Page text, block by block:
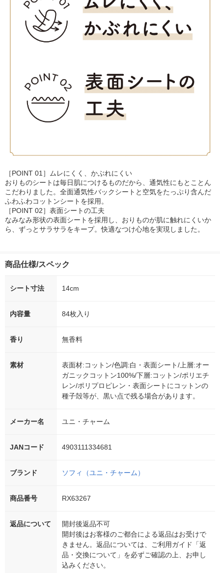
［POINT 01］ムレにくく、かぶれにくい
おりものシートは毎日肌につけるものだから、通気性にもとことん
こだわりました。全面通気性バックシートと空気をたっぷり含んだ
ふわふわコットンシートを採用。
［POINT 02］表面シートの工夫
なみなみ形状の表面シートを採用し、おりものが肌に触れにくいか
ら、ずっとサラサラをキープ。快適なつけ心地を実現しました。
商品仕様/スペック
シート寸法 14cm
内容量 84枚入り
香り 無香料
素材
表面材:コットン/色調:白・表面シート/上層:オー
ガニックコットン100%/下層:コットン/ポリエチ
レン/ポリプロピレン・表面シートにコットンの
種子殻等が、黒い点で残る場合があります。
メーカー名 ユニ・チャーム
JANコード 4903111334681
ブランド ソフィ（ユニ・チャーム）
商品番号 RX63267
返品について
開封後返品不可
開封後はお客様のご都合による返品はお受けで
きません。返品については、ご利用ガイド「返
品・交換について」を必ずご確認の上、お申し
込みください。